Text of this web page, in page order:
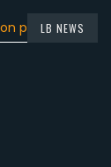
LB NEWS
in the…